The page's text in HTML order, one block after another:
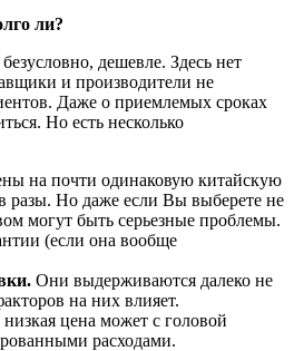
ли?
дешевле. Здесь нет
и производители не
Даже о приемлемых сроках
Но есть несколько
на почти одинаковую китайскую
разы. Но даже если Вы выберете не
могут быть серьезные проблемы.
(если она вообще
Они выдерживаются далеко не
на них влияет.
низкая цена может с головой
расходами.